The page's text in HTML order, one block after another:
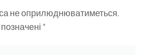
не оприлюднюватиметься.
*